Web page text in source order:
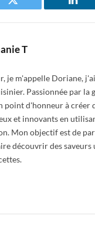
Twitter
T
je m'appelle Doriane,
Passionnée par la
point d'honneur à créer
et innovants en
Mon objectif est de
découvrir des saveurs